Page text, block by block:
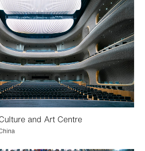
and Art Centre